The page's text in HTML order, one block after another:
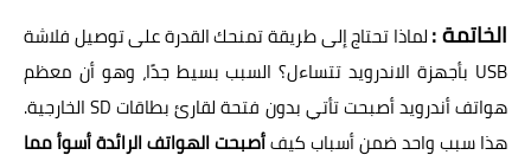
الخاتمة :لماذا تحتاج إلى طريقة تمنحك القدرة على توصيل فلاشة
USB بأجهزة الاندرويد تتساءل؟ السبب بسيط جدًا، وهو أن معظم
هواتف أندرويد أصبحت تأتي بدون فتحة لقارئ بطاقات SD الخارجية.
هذا سبب واحد ضمن أسباب كيفأصبحت الهواتف الرائدة أسوأ مما